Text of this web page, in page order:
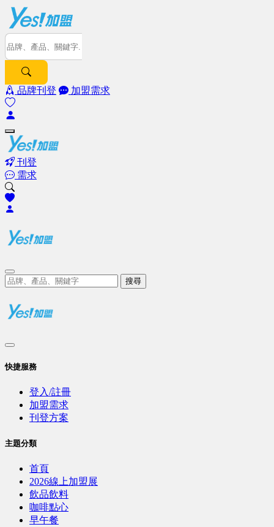
品牌刊登 加盟需求
刊登
需求
搜尋
快捷服務
登入/註冊
加盟需求
刊登方案
主題分類
首頁
2026線上加盟展
飲品飲料
咖啡點心
早午餐